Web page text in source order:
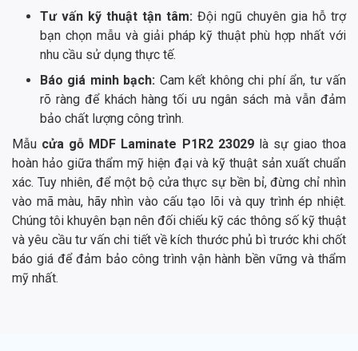
Tư vấn kỹ thuật tận tâm: Đội ngũ chuyên gia hỗ trợ
bạn chọn mẫu và giải pháp kỹ thuật phù hợp nhất với
nhu cầu sử dụng thực tế.
Báo giá minh bạch: Cam kết không chi phí ẩn, tư vấn
rõ ràng để khách hàng tối ưu ngân sách mà vẫn đảm
bảo chất lượng công trình.
Mẫu cửa gỗ MDF Laminate P1R2 23029là sự giao thoa
hoàn hảo giữa thẩm mỹ hiện đại và kỹ thuật sản xuất chuẩn
xác. Tuy nhiên, để một bộ cửa thực sự bền bỉ, đừng chỉ nhìn
vào mã màu, hãy nhìn vào cấu tạo lõi và quy trình ép nhiệt.
Chúng tôi khuyên bạn nên đối chiếu kỹ các thông số kỹ thuật
và yêu cầu tư vấn chi tiết về kích thước phủ bì trước khi chốt
báo giá để đảm bảo công trình vận hành bền vững và thẩm
mỹ nhất.